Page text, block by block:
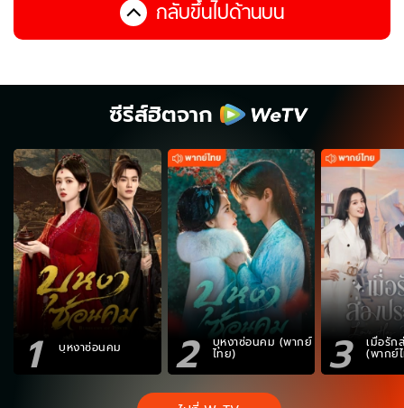
กลับขึ้นไปด้านบน
ซีรีส์ฮิตจาก
1 บุหงาซ่อนคม 2 บุหงาซ่อนคม (พากย์
ไทย) 3 เมื่อรัก
(พากย์